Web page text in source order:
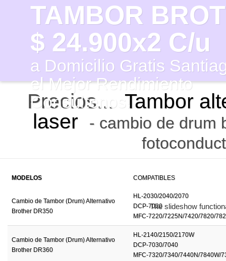
TAMBOR
$ 24.900x2 C/u
a Domicilio Gratis
el Mejor Rendimiento
Consultenos!
Precios...Tambor
laser
- cambio de drum
MODELOS COMPATIBLES
Cambio de Tambor (Drum) Alternativo
Brother DR350
HL-2030/2040/2070
DCP-7020
MFC-7220/7225N/7420/7820/
Cambio de Tambor (Drum) Alternativo
Brother DR360
HL-2140/2150/2170W
DCP-7030/7040
MFC-7320/7340/7440N/7840W/